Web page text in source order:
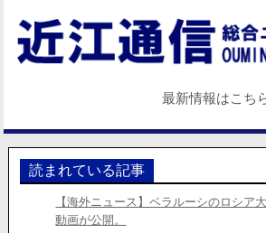
最新情報はこち
読まれている記事
【海外ニュース】ベラルーシのロシア
動画が公開。